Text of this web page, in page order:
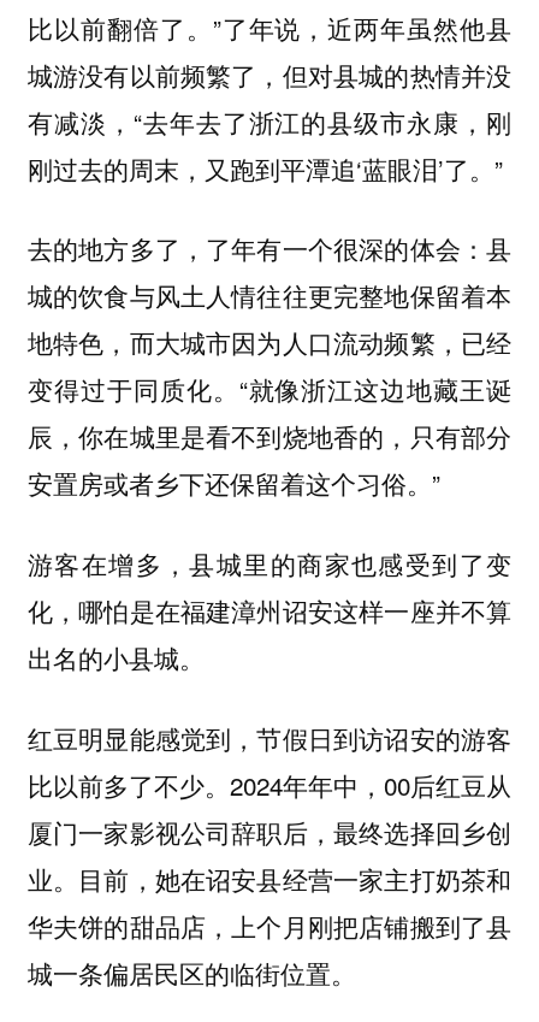
比以前翻倍了。”了年说，近两年虽然他县
城游没有以前频繁了，但对县城的热情并没
有减淡，“去年去了浙江的县级市永康，刚
刚过去的周末，又跑到平潭追‘蓝眼泪’了。”
去的地方多了，了年有一个很深的体会：县
城的饮食与风土人情往往更完整地保留着本
地特色，而大城市因为人口流动频繁，已经
变得过于同质化。“就像浙江这边地藏王诞
辰，你在城里是看不到烧地香的，只有部分
安置房或者乡下还保留着这个习俗。”
游客在增多，县城里的商家也感受到了变
化，哪怕是在福建漳州诏安这样一座并不算
出名的小县城。
红豆明显能感觉到，节假日到访诏安的游客
比以前多了不少。2024年年中，00后红豆从
厦门一家影视公司辞职后，最终选择回乡创
业。目前，她在诏安县经营一家主打奶茶和
华夫饼的甜品店，上个月刚把店铺搬到了县
城一条偏居民区的临街位置。